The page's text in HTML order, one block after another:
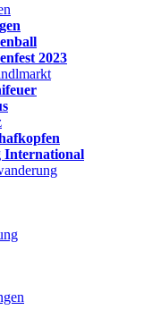
2023
International